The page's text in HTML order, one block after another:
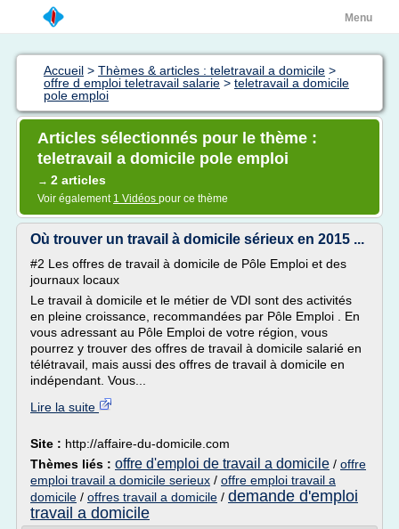
Menu
Accueil > Thèmes & articles : teletravail a domicile >
offre d emploi teletravail salarie > teletravail a domicile
pole emploi
Articles sélectionnés pour le thème :
teletravail a domicile pole emploi
→ 2 articles
Voir également 1 Vidéos pour ce thème
Où trouver un travail à domicile sérieux en 2015 ...
#2 Les offres de travail à domicile de Pôle Emploi et des
journaux locaux
Le travail à domicile et le métier de VDI sont des activités
en pleine croissance, recommandées par Pôle Emploi . En
vous adressant au Pôle Emploi de votre région, vous
pourrez y trouver des offres de travail à domicile salarié en
télétravail, mais aussi des offres de travail à domicile en
indépendant. Vous...
Lire la suite
Site : http://affaire-du-domicile.com
Thèmes liés : offre d'emploi de travail a domicile / offre
emploi travail a domicile serieux / offre emploi travail a
domicile / offres travail a domicile / demande d'emploi
travail a domicile